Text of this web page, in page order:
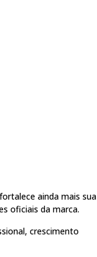
ainda mais sua
oficiais da marca.
crescimento